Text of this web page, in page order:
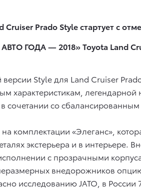
Prado Style стартует с
ГОДА — 2018» Toyota Land
версии Style для Land Cruiser
легендарной
сочетании со
комплектации «Элеганс»,
экстерьера и в интерьере.
с прозрачными
внедорожников
исследованию JATO, в